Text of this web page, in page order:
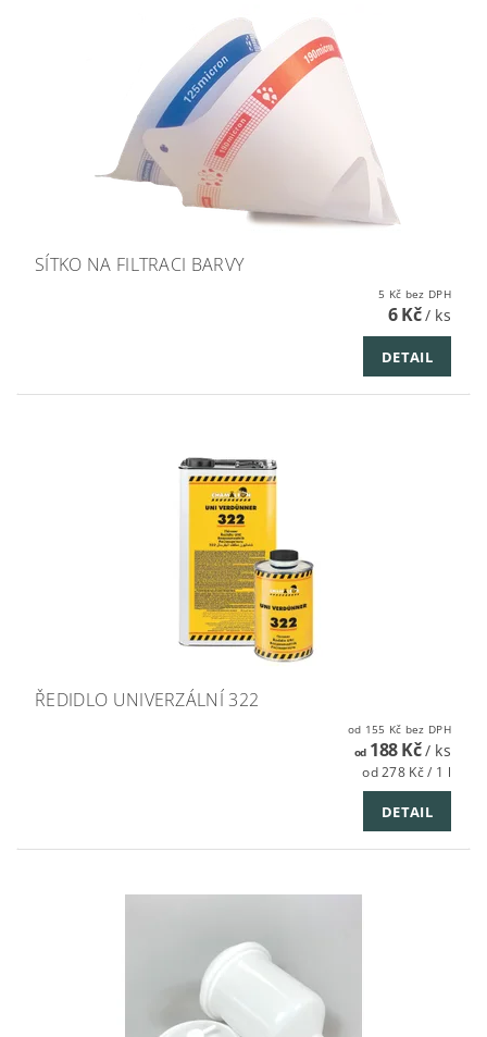
SÍTKO NA FILTRACI BARVY
5 Kč bez DPH
6 Kč/ ks
DETAIL
ŘEDIDLO UNIVERZÁLNÍ 322
od 155 Kč bez DPH
od188 Kč/ ks
od 278 Kč / 1 l
DETAIL